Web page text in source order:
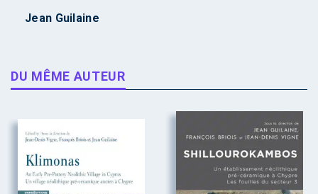
Jean Guilaine
DU MÊME AUTEUR